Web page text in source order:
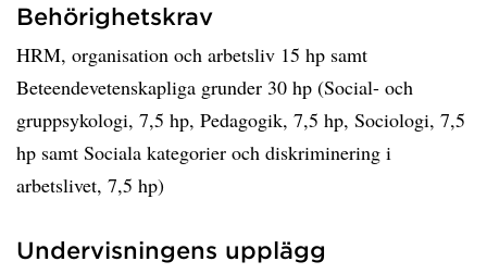
Behörighetskrav
HRM, organisation och arbetsliv 15 hp samt
Beteendevetenskapliga grunder 30 hp (Social- och
gruppsykologi, 7,5 hp, Pedagogik, 7,5 hp, Sociologi, 7,5
hp samt Sociala kategorier och diskriminering i
arbetslivet, 7,5 hp)
Undervisningens upplägg